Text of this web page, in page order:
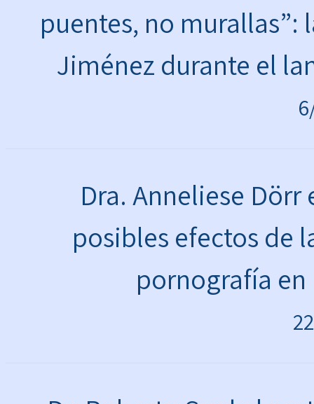
puentes, no murallas”:
Jiménez durante el
Dra. Anneliese
posibles efectos de
pornografía